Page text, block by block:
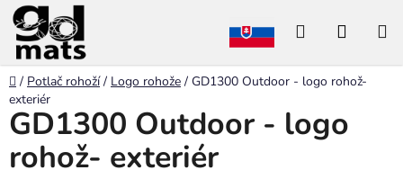
Prejsť
na
obsah
Hľadať
Domov
/ Potlač rohoží / Logo rohože / GD1300 Outdoor - logo rohož-
exteriér
GD1300 Outdoor - logo
rohož- exteriér